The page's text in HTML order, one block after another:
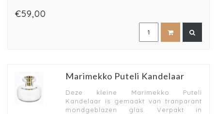
€59,00
Marimekko Puteli Kandelaar
Deze kleine Marimekko Puteli
Kandelaar is gemaakt van tranparant
mondgeblazen glas. Verpakt in